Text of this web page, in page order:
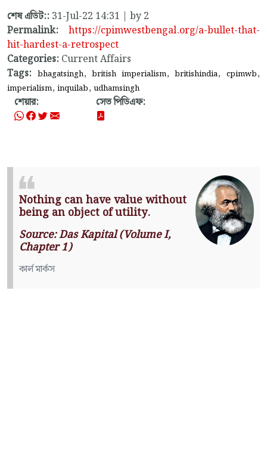
শেষ এডিট:: 31-Jul-22 14:31 | by 2
Permalink:
https://cpimwestbengal.org/a-bullet-that-
hit-hardest-a-retrospect
Categories: Current Affairs
Tags: bhagatsingh,british imperialism,britishindia,cpimwb,
imperialism, inquilab, udhamsingh
শেয়ার: সেভ পিডিএফ:
Nothing can have value without
being an object of utility.
Source: Das Kapital (Volume I,
Chapter 1)
কার্ল মার্কস